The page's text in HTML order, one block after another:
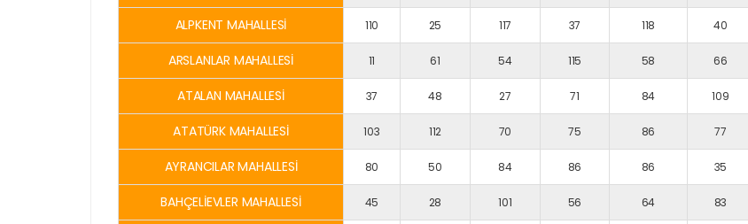
ALPKENT MAHALLESİ 110 25 117 37 118 40
ARSLANLAR MAHALLESİ 11 61 54 115 58 66
ATALAN MAHALLESİ 37 48 27 71 84 109
ATATÜRK MAHALLESİ 103 112 70 75 86 77
AYRANCILAR MAHALLESİ 80 50 84 86 86 35
BAHÇELİEVLER MAHALLESİ 45 28 101 56 64 83